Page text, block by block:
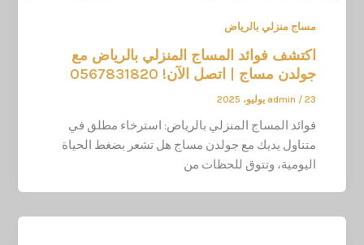
مساج منزلي بالرياض
اكتشف فوائد المساج المنزلي بالرياض مع
جولدن مساج | اتصل الآن! 0567831820
admin / 23 يوليو، 2025
فوائد المساج المنزلي بالرياض: استرخاء مطلق في
متناول يديك مع جولدن مساج هل تشعر بضغط الحياة
اليومية، وتتوق للحظات من